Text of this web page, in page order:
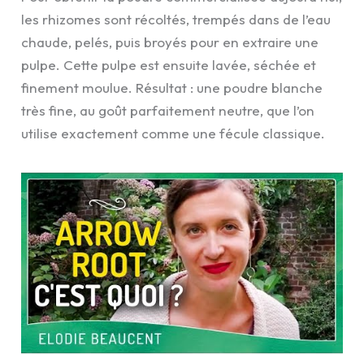
les rhizomes sont récoltés, trempés dans de l’eau
chaude, pelés, puis broyés pour en extraire une
pulpe. Cette pulpe est ensuite lavée, séchée et
finement moulue. Résultat : une poudre blanche
très fine, au goût parfaitement neutre, que l’on
utilise exactement comme une fécule classique.